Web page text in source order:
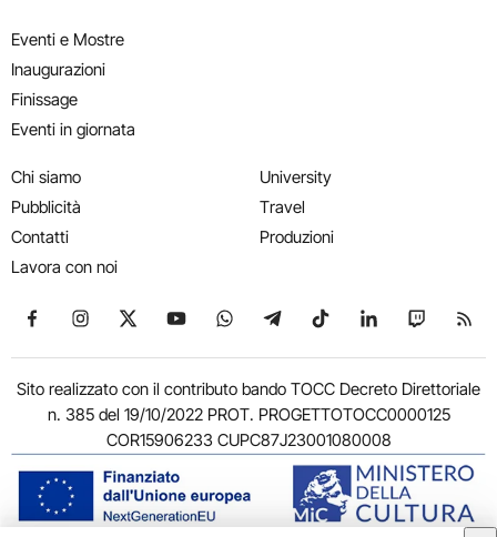
Eventi e Mostre
Inaugurazioni
Finissage
Eventi in giornata
Chi siamo
Pubblicità
Contatti
Lavora con noi
University
Travel
Produzioni
Seguici su Facebook
Seguici su Instagram
Seguici su X
Seguici su YouTube
Seguici su WhatsApp
Seguici su Telegram
Seguici su TikTok
Seguici su
Seguici
Sito realizzato con il contributo bando TOCC Decreto Direttoriale
n. 385 del 19/10/2022 PROT. PROGETTOTOCC0000125
COR15906233 CUPC87J23001080008